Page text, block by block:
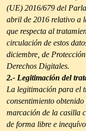
(UE) 2016/679 del
abril de 2016 relativo a
que respecta al
circulación de estos
diciembre, de
Derechos Digitales.
2.- Legitimación del
La legitimación para el
consentimiento
marcación de la casilla
de forma libre e